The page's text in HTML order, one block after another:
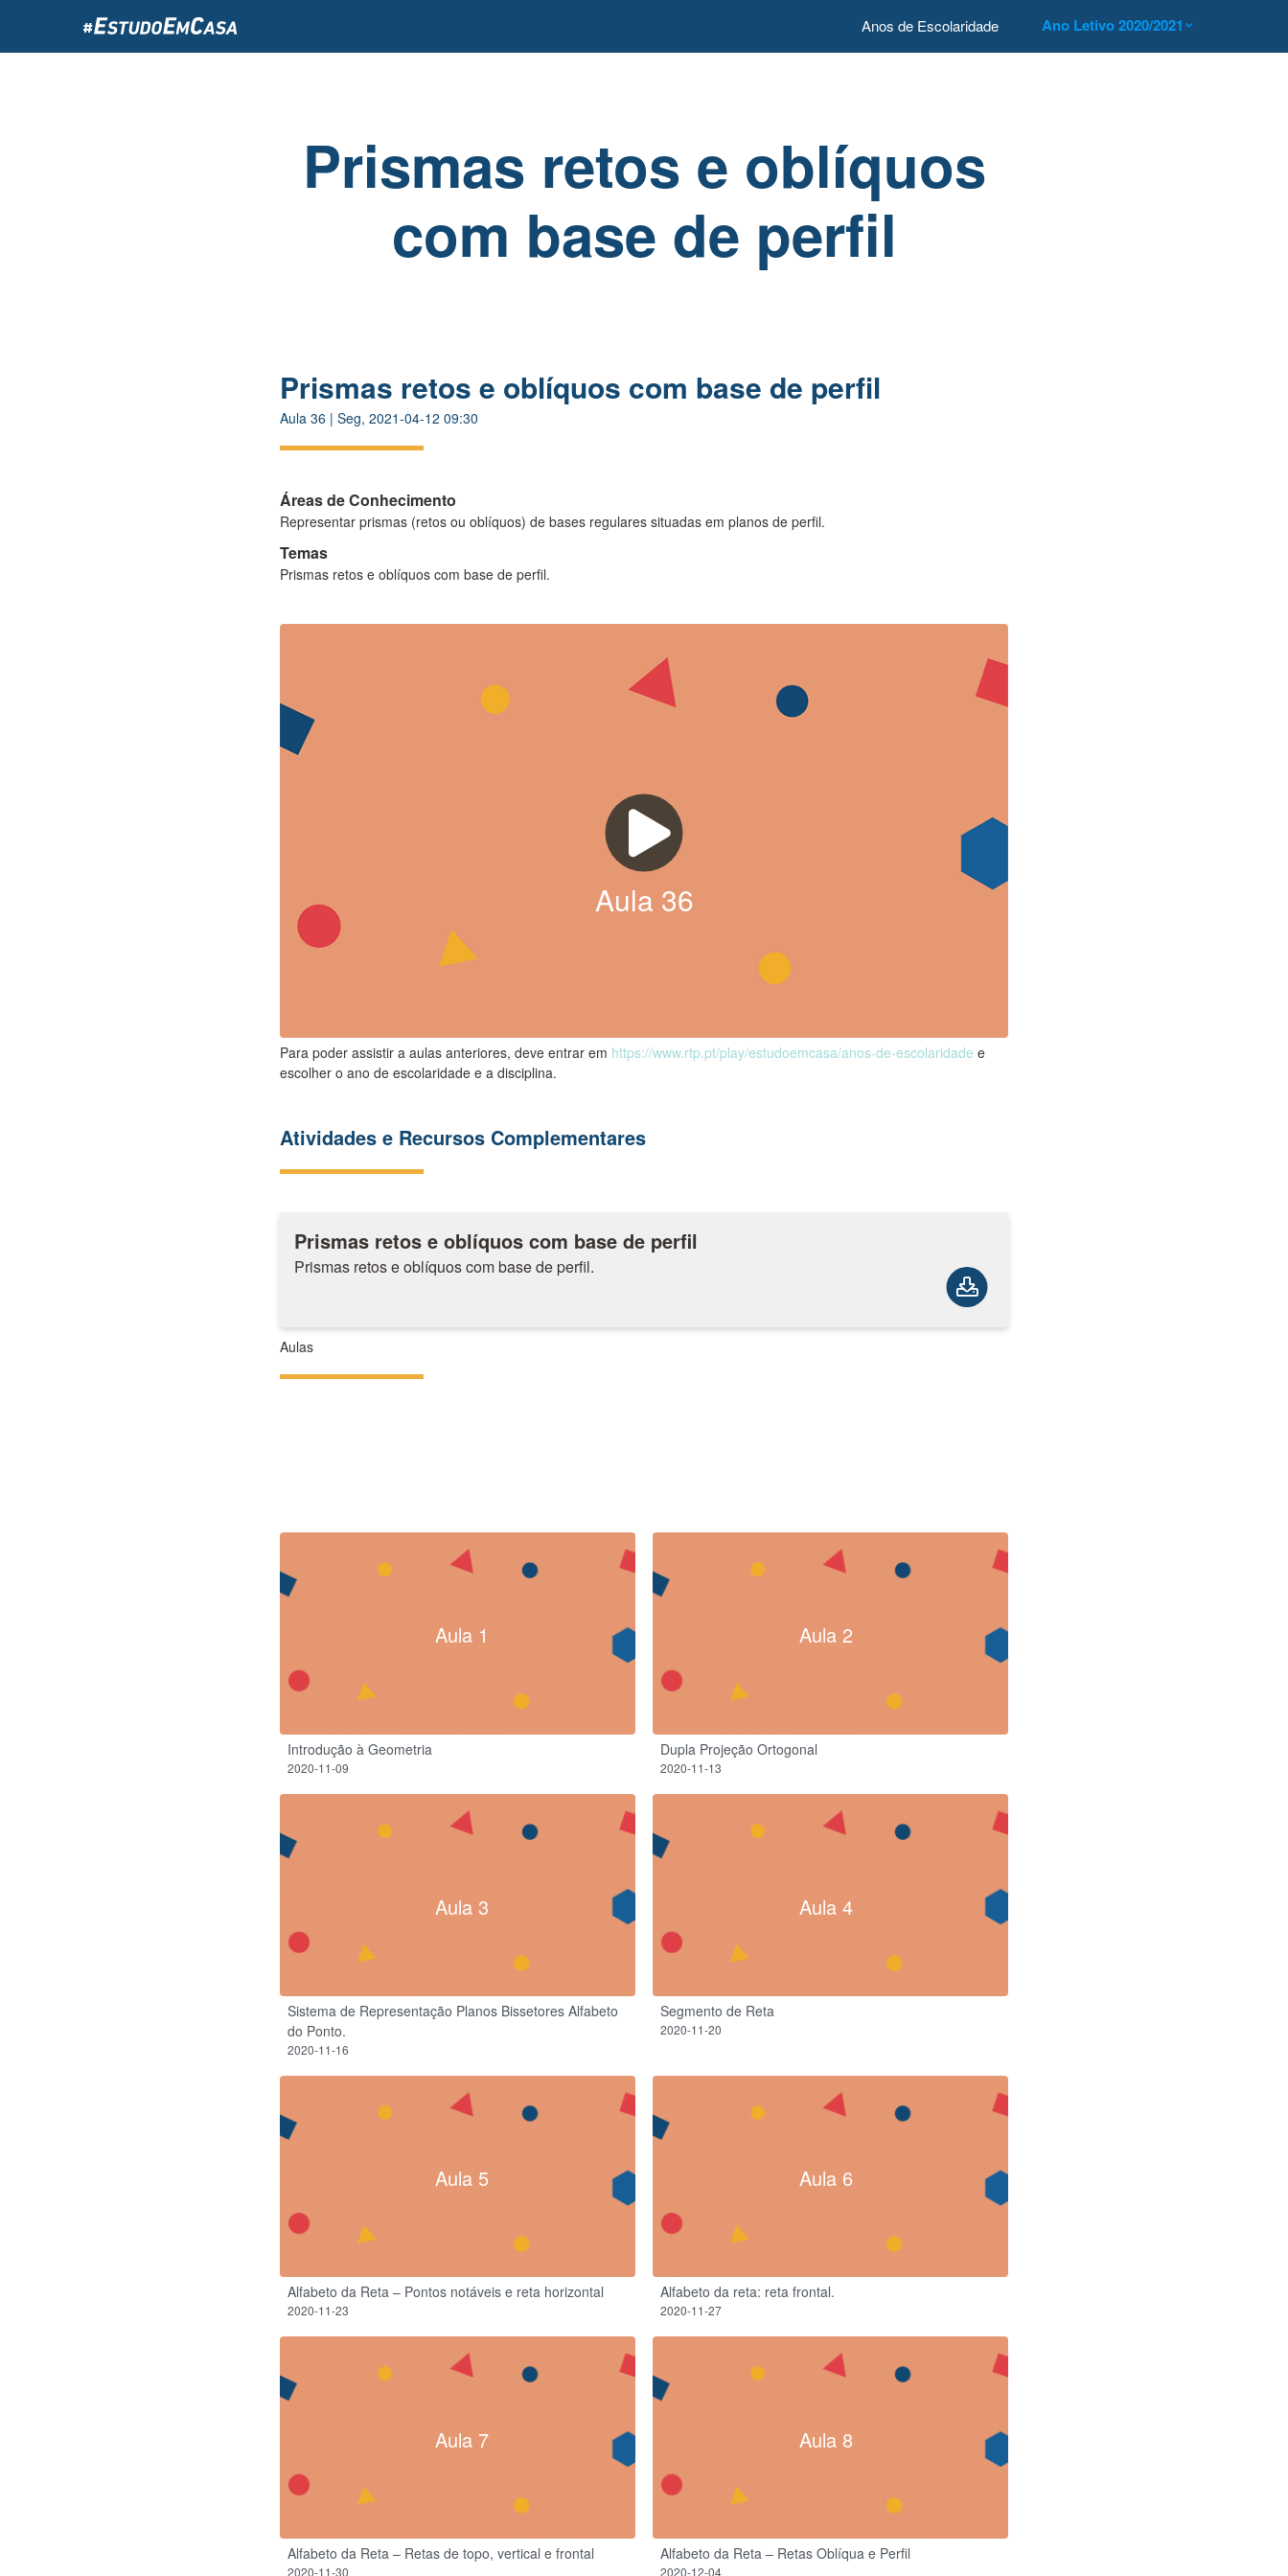
o
Anos de Escolaridade Ano Letivo 2020/2021
Prismas retos e oblíquos
com base de perfil
Prismas retos e oblíquos com base de perfil
Aula 36 | Seg, 2021-04-12 09:30
Áreas de Conhecimento
Representar prismas (retos ou oblíquos) de bases regulares situadas em planos de perfil.
Temas
Prismas retos e oblíquos com base de perfil.
Aula 36
Para poder assistir a aulas anteriores, deve entrar em https://www.rtp.pt/play/estudoemcasa/anos-de-escolaridade e
escolher o ano de escolaridade e a disciplina.
Atividades e Recursos Complementares
Prismas retos e oblíquos com base de perfil
Prismas retos e oblíquos com base de perfil.
Aulas
Aula 1
Introdução à Geometria
2020-11-09
Aula 2
Dupla Projeção Ortogonal
2020-11-13
Aula 3
Sistema de Representação Planos Bissetores Alfabeto
do Ponto.
2020-11-16
Aula 4
Segmento de Reta
2020-11-20
Aula 5
Alfabeto da Reta – Pontos notáveis e reta horizontal
2020-11-23
Aula 6
Alfabeto da reta: reta frontal.
2020-11-27
Aula 7
Alfabeto da Reta – Retas de topo, vertical e frontal
2020-11-30
Aula 8
Alfabeto da Reta – Retas Oblíqua e Perfil
2020-12-04